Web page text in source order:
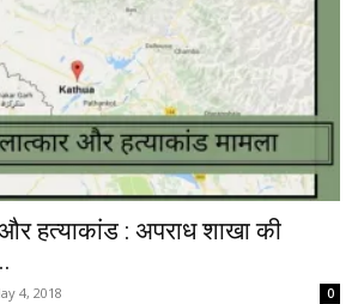
हत्याकांड : अपराध शाखा की
4, 2018 0